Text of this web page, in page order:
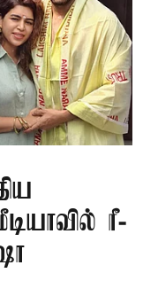
ரீ-